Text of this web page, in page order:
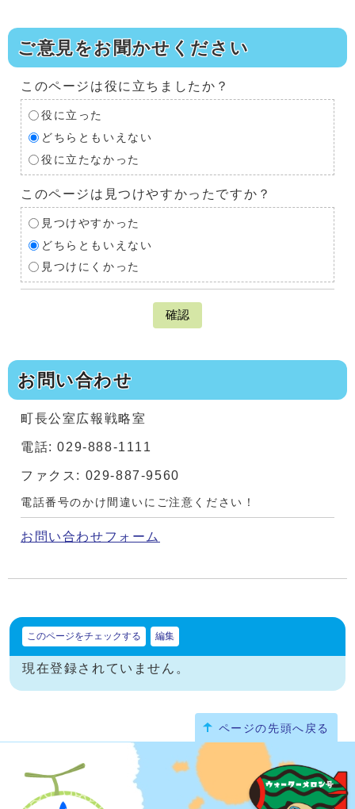
ご意見をお聞かせください
このページは役に立ちましたか？
役に立った
どちらともいえない
役に立たなかった
このページは見つけやすかったですか？
見つけやすかった
どちらともいえない
見つけにくかった
確認
お問い合わせ
町長公室広報戦略室
電話: 029-888-1111
ファクス: 029-887-9560
電話番号のかけ間違いにご注意ください！
お問い合わせフォーム
このページをチェックする 編集
現在登録されていません。
ページの先頭へ戻る